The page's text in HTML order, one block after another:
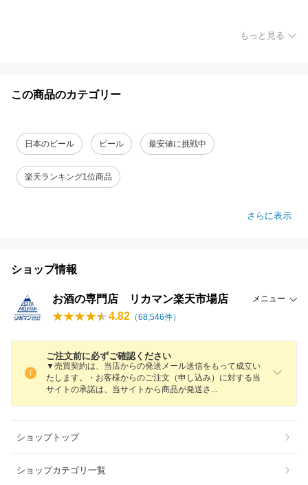
もっと見る
この商品のカテゴリー
日本のビール ビール 最安値に挑戦中
楽天ランキング1位商品
さらに表示
ショップ情報
お酒の専門店 リカマン楽天市場店 メニュー
4.82 （68,546件）
ご注文前に必ずご確認ください
▼売買契約は、当店からの発送メール送信をもって成立い
たします。・お客様からのご注文（申し込み）に対する当
サイトの承諾は、当サイトから商品が発送さ
ショップトップ
ショップカテゴリ一覧